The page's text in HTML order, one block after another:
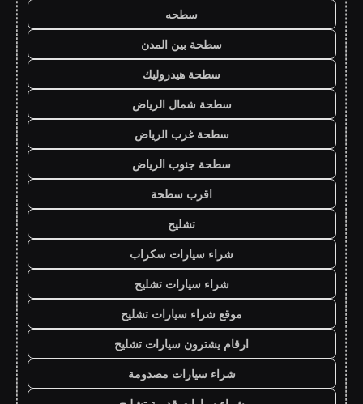
سطحه
سطحة بين المدن
سطحة هيدروليك
سطحة شمال الرياض
سطحة غرب الرياض
سطحة جنوب الرياض
اقرب سطحة
تشليح
شراء سيارات سكراب
شراء سيارات تشليح
موقع شراء سيارات تشليح
ارقام يشترون سيارات تشليح
شراء سيارات مصدومة